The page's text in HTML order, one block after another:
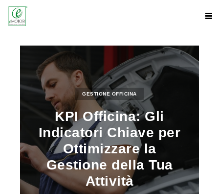
GESTIONE OFFICINA
KPI Officina: Gli
Indicatori Chiave per
Ottimizzare la
Gestione della Tua
Attività